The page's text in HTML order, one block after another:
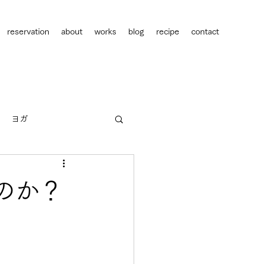
reservation about works blog recipe contact
ヨガ
キャリア
か？